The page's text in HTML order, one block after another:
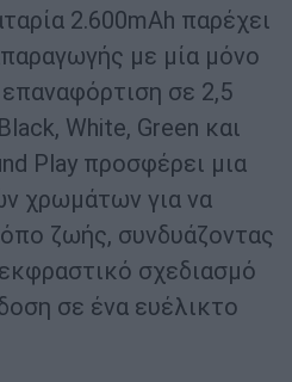
2.600mAh παρέχει
με μία μόνο
σε 2,5
White, Green και
Play προσφέρει μια
χρωμάτων για να
ζωής, συνδυάζοντας
σχεδιασμό
σε ένα ευέλικτο